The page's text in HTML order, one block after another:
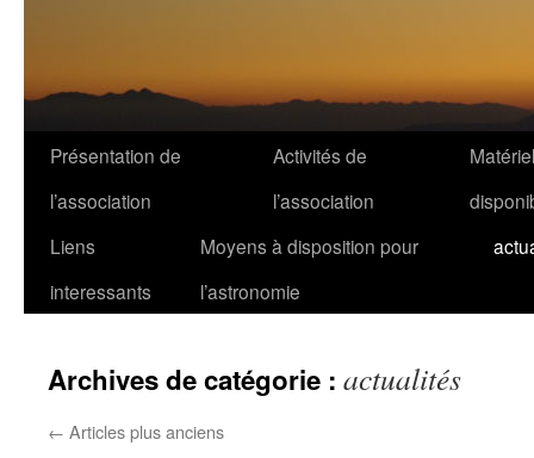
Présentation de
l’association
Activités de
l’association
Matériel
Liens
interessants
Moyens à disposition pour
l’astronomie
Archives de catégorie : actualités
← Articles plus anciens